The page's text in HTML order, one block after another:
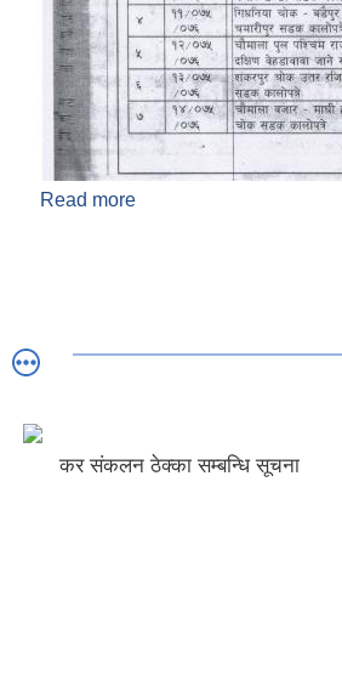
Read more
कर संकलन ठेक्का सम्बन्धि सूचना